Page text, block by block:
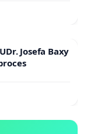
Josefa Baxy